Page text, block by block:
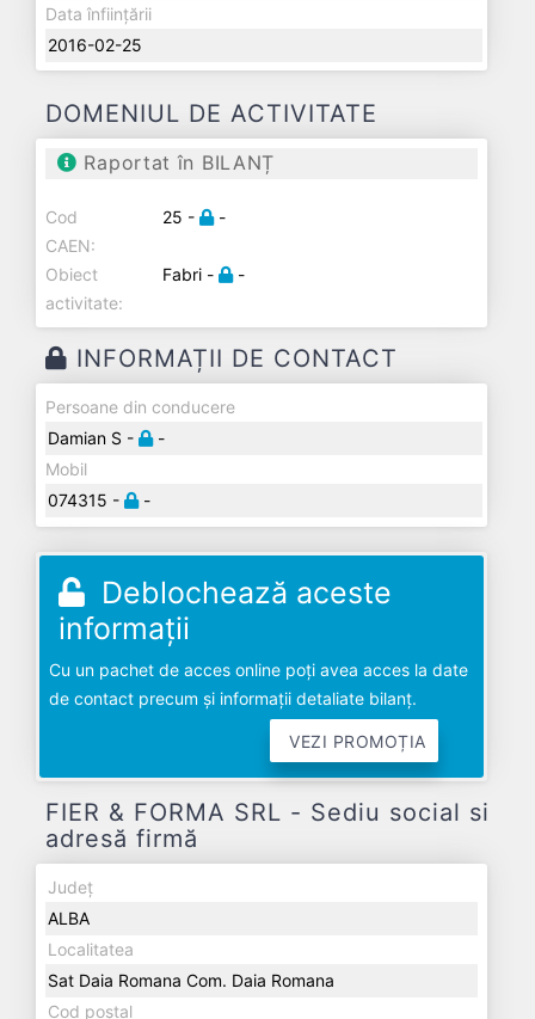
Data înființării
2016-02-25
DOMENIUL DE ACTIVITATE
Raportat în BILANȚ
Cod
CAEN:
25 - -
Obiect
activitate:
Fabri - -
INFORMAȚII DE CONTACT
Persoane din conducere
Damian S -
-
Mobil
074315 -
-
Deblochează aceste
informații
Cu un pachet de acces online poți avea acces la date
de contact precum și informații detaliate bilanț.
VEZI PROMOȚIA
FIER & FORMA SRL - Sediu social si
adresă firmă
Județ
ALBA
Localitatea
Sat Daia Romana Com. Daia Romana
Cod poștal